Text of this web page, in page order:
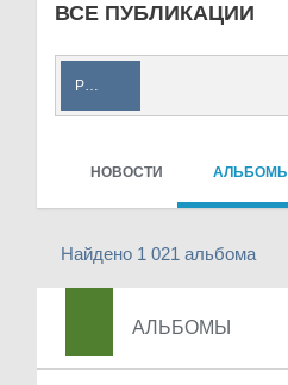
ВСЕ ПУБЛИКАЦИИ
РФС
НОВОСТИ АЛЬБОМЫ
Найдено 1 021 альбома
АЛЬБОМЫ